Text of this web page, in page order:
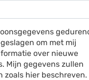
om met mij
over nieuwe
Mijn gegevens zullen
zoals hier beschreven.